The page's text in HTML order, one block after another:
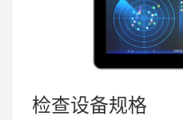
检查设备规格